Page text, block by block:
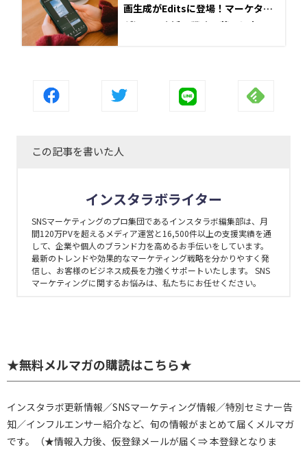
画生成がEditsに登場！マーケター
が知るべき活用戦略と落とし穴
この記事を書いた人
インスタラボライター
SNSマーケティングのプロ集団であるインスタラボ編集部は、月
間120万PVを超えるメディア運営と16,500件以上の支援実績を通
して、企業や個人のブランド力を高めるお手伝いをしています。
最新のトレンドや効果的なマーケティング戦略を分かりやすく発
信し、お客様のビジネス成長を力強くサポートいたします。 SNS
マーケティングに関するお悩みは、私たちにお任せください。
★無料メルマガの購読はこちら★
インスタラボ更新情報／SNSマーケティング情報／特別セミナー告
知／インフルエンサー紹介など、旬の情報がまとめて届くメルマガ
です。（★情報入力後、仮登録メールが届く⇒ 本登録となりま